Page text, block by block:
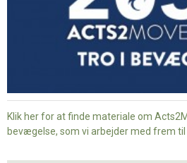
Klik her for at finde materiale om
bevægelse, som vi arbejder med frem til